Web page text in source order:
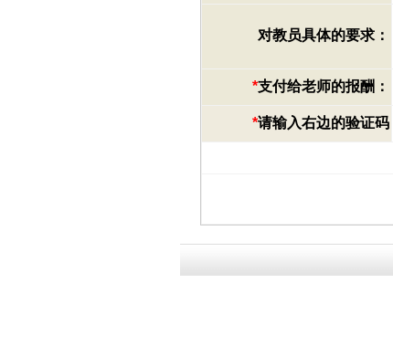
对教员具体的要求：
*支付给老师的报酬：
*请输入右边的验证码